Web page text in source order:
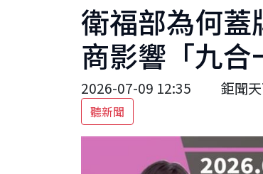
衛福部為何
商影響「九合
2026-07-09 12:35 鉅聞天
聽新聞